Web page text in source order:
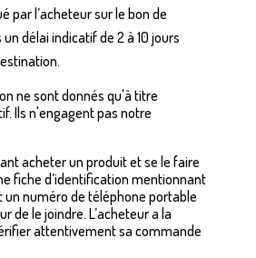
par l’acheteur sur le bon de
délai indicatif de 2 à 10 jours
ne sont donnés qu'à titre
Ils n'engagent pas notre
acheter un produit et se le faire
fiche d’identification mentionnant
un numéro de téléphone portable
de le joindre. L’acheteur a la
attentivement sa commande